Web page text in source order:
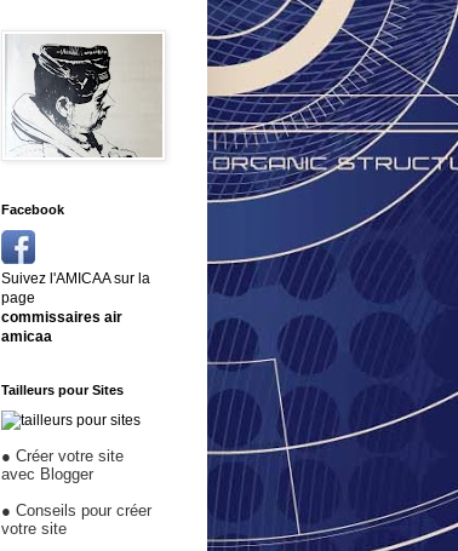
Facebook
Suivez l'AMICAA sur la
page
commissaires air
amicaa
Tailleurs pour Sites
● Créer votre site
avec Blogger
● Conseils pour créer
votre site